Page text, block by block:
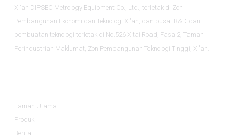
Xi'an DIPSEC Metrology Equipment Co., Ltd., terletak di Zon
Pembangunan Ekonomi dan Teknologi Xi'an, dan pusat R&D dan
pembuatan teknologi terletak di No.526 Xitai Road, Fasa 2, Taman
Perindustrian Maklumat, Zon Pembangunan Teknologi Tinggi, Xi'an.
Laman Utama
Produk
Berita